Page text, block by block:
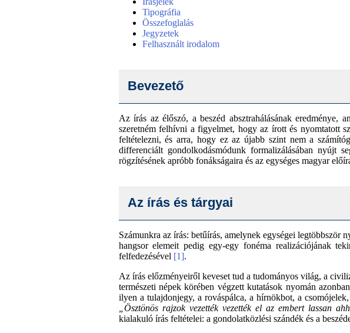
Tipográfia
Összefoglalás
Jegyzetek
Felhasznált irodalom
Bevezető
Az írás az élőszó, a beszéd absztrahálásának eredménye,
szeretném felhívni a figyelmet, hogy az írott és nyomtatott
feltételezni, és arra, hogy ez az újabb szint nem a
differenciált gondolkodásmódunk formalizálásában nyújt
rögzítésének apróbb fonákságaira és az egységes magyar
Az írás és tárgyai
Számunkra az írás: betűírás, amelynek egységei legtöbbször
hangsor elemeit pedig egy-egy fonéma realizációjának
felfedezésével [1].
Az írás előzményeiről keveset tud a tudományos világ, a
természeti népek körében végzett kutatások nyomán
ilyen a tulajdonjegy, a rováspálca, a hírnökbot, a
„Ösztönös rajzok vezették vezették el az embert lassan
kialakuló írás feltételei: a gondolatközlési szándék és a